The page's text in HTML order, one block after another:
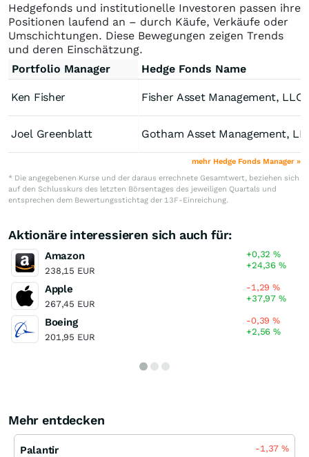
Hedgefonds und institutionelle Investoren passen ihre
Positionen laufend an – durch Käufe, Verkäufe oder
Umschichtungen. Diese Bewegungen zeigen Trends
und deren Einschätzung.
Portfolio Manager
Hedge Fonds Name
Ken Fisher Fisher Asset Management, LLC
Joel Greenblatt Gotham Asset Management,
mehr Hedge Fonds Manager »
* Die angegebenen Kurse und der daraus errechnete Gesamtwert, beziehen sich
auf den Schlusskurs des letzten Börsentages des jeweiligen Quartals und
entsprechen dem Bewertungsstichtag der 13F-Einreichung.
Aktionäre interessieren sich auch für:
Amazon
238,15 EUR
+0,32%
+24,36%
Apple
267,45 EUR
-1,29%
+37,97%
Boeing
201,95 EUR
-0,39%
+2,56%
Mehr entdecken
Palantir -1,37%